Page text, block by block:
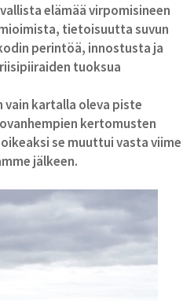
Tilaus
Säätiö
elämää virpomisineen
tietoisuutta suvun
perintöä, innostusta ja
tuoksua
vain kartalla oleva piste
kertomusten
se muuttui vasta viime
jälkeen.